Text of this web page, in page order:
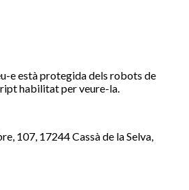
e està protegida dels robots de
habilitat per veure-la.
107, 17244 Cassà de la Selva,